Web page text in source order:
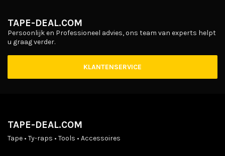
TAPE-DEAL.COM
Persoonlijk en Professioneel advies, ons team van experts helpt
u graag verder.
KLANTENSERVICE
TAPE-DEAL.COM
Tape • Ty-raps • Tools • Accessoires